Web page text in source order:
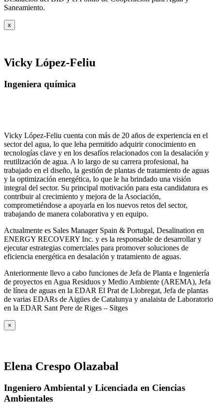
Saneamiento.
x
Vicky López-Feliu
Ingeniera química
Vicky López-Feliu cuenta con más de 20 años de experiencia en el
sector del agua, lo que leha permitido adquirir conocimiento en
tecnologías clave y en los desafíos relacionados con la desalación y
reutilización de agua. A lo largo de su carrera profesional, ha
trabajado en el diseño, la gestión de plantas de tratamiento de aguas
y la optimización energética, lo que le ha brindado una visión
integral del sector. Su principal motivación para esta candidatura es
contribuir al crecimiento y mejora de la Asociación,
comprometiéndose a apoyarla en los nuevos retos del sector,
trabajando de manera colaborativa y en equipo.
Actualmente es Sales Manager Spain & Portugal, Desalination en
ENERGY RECOVERY Inc. y es la responsable de desarrollar y
ejecutar estrategias comerciales para promover soluciones de
eficiencia energética en desalación y tratamiento de aguas.
Anteriormente llevo a cabo funciones de Jefa de Planta e Ingeniería
de proyectos en Agua Residuos y Medio Ambiente (AREMA), Jefa
de línea de aguas en la EDAR El Prat de Llobregat, Jefa de plantas
de varias EDARs de Aigües de Catalunya y analaista de Laboratorio
en la EDAR Sant Pere de Riges – Sitges
×
Elena Crespo Olazabal
Ingeniero Ambiental y Licenciada en Ciencias
Ambientales